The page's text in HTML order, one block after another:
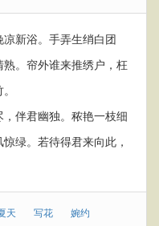
新浴。手弄生绡白团
。帘外谁来推绣户，枉
伴君幽独。秾艳一枝细
绿。若待得君来向此，
天 写花 婉约